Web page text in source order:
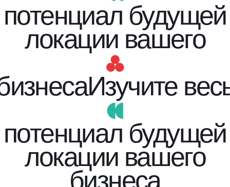
потенциал будущей
локации вашего
Изучите
потенциал будущей
локации вашего
бизнеса